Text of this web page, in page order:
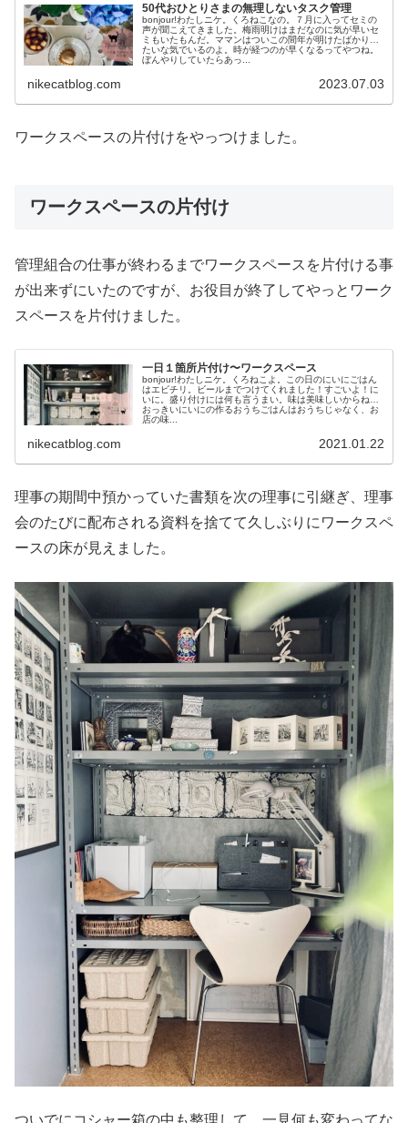
50代おひとりさまの無理しないタスク管理
bonjour!わたしニケ。くろねこなの。７月に入ってセミの
声が聞こえてきました。梅雨明けはまだなのに気が早いセ
ミもいたもんだ。ママンはついこの間年が明けたばかりみ
たいな気でいるのよ。時が経つのが早くなるってやつね。
ぼんやりしていたらあっ...
nikecatblog.com 2023.07.03
ワークスペースの片付けをやっつけました。
ワークスペースの片付け
管理組合の仕事が終わるまでワークスペースを片付ける事
が出来ずにいたのですが、お役目が終了してやっとワーク
スペースを片付けました。
一日１箇所片付け〜ワークスペース
bonjour!わたしニケ。くろねこよ。この日のにいにごはん
はエビチリ。ビールまでつけてくれました！すごいよ！に
いに。盛り付けには何も言うまい。味は美味しいからね。
おっきいにいにの作るおうちごはんはおうちじゃなく、お
店の味...
nikecatblog.com 2021.01.22
理事の期間中預かっていた書類を次の理事に引継ぎ、理事
会のたびに配布される資料を捨てて久しぶりにワークスペ
ースの床が見えました。
ついでにコシャー箱の中も整理して、一見何も変わってな